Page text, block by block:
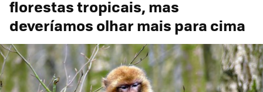
florestas tropicais, mas
deveríamos olhar mais para cima